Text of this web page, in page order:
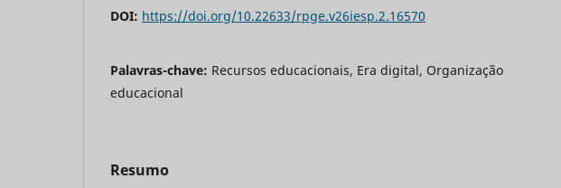
DOI: https://doi.org/10.22633/rpge.v26iesp.2.16570
Palavras-chave: Recursos educacionais, Era digital, Organização
educacional
Resumo